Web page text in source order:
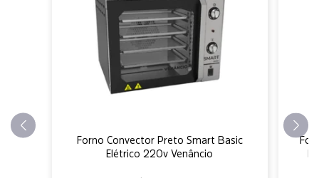
Forno Convector Preto Smart Basic
Elétrico 220v Venâncio